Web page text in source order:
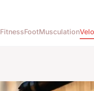
FitnessFootMusculationVelo